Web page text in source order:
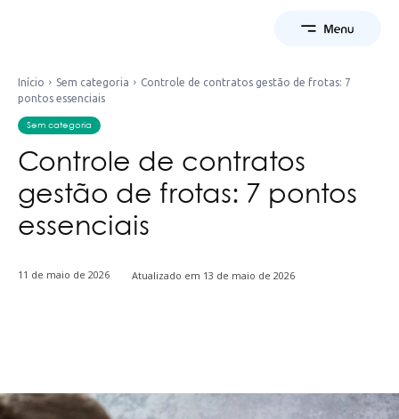
Início Sem categoria
Controle de contratos gestão de frotas: 7
pontos essenciais
Sem categoria
Controle de contratos
gestão de frotas: 7 pontos
essenciais
11 de maio de 2026 Atualizado em 13 de maio de 2026